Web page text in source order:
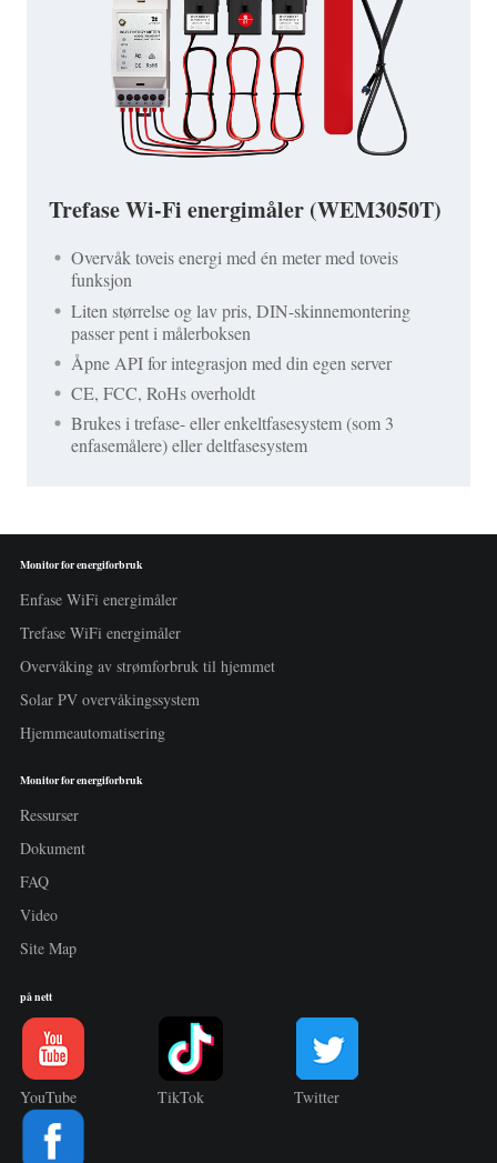
Trefase Wi-Fi energimåler (WEM3050T)
Overvåk toveis energi med én meter med toveis
funksjon
Liten størrelse og lav pris, DIN-skinnemontering
passer pent i målerboksen
Åpne API for integrasjon med din egen server
CE, FCC, RoHs overholdt
Brukes i trefase- eller enkeltfasesystem (som 3
enfasemålere) eller deltfasesystem
Monitor for energiforbruk
Enfase WiFi energimåler
Trefase WiFi energimåler
Overvåking av strømforbruk til hjemmet
Solar PV overvåkingssystem
Hjemmeautomatisering
Monitor for energiforbruk
Ressurser
Dokument
FAQ
Video
Site Map
på nett
YouTube TikTok Twitter